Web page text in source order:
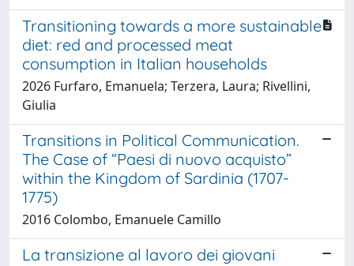
Transitioning towards a more sustainable
diet: red and processed meat
consumption in Italian households
2026 Furfaro, Emanuela; Terzera, Laura; Rivellini,
Giulia
Transitions in Political Communication.
The Case of “Paesi di nuovo acquisto”
within the Kingdom of Sardinia (1707-
1775)
2016 Colombo, Emanuele Camillo
La transizione al lavoro dei giovani